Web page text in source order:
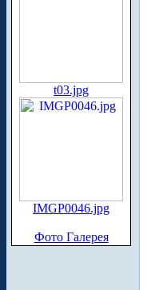
t03.jpg
IMGP0046.jpg
Фото Галерея